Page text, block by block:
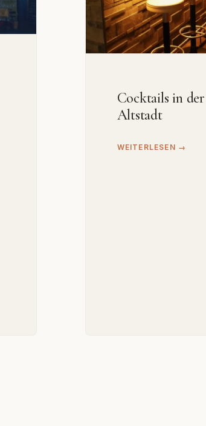
Cocktails in
Altstadt
WEITERLESEN →